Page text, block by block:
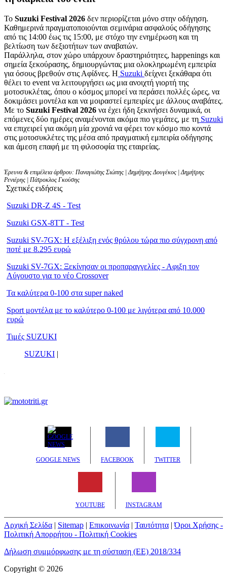
Το Suzuki Festival 2026 δεν περιορίζεται μόνο στην οδήγηση.
Καθημερινά πραγματοποιούνται σεμινάρια ασφαλούς οδήγησης
από τις 14:00 έως τις 15:00, με στόχο την ενημέρωση και τη
βελτίωση των δεξιοτήτων των αναβατών.
Παράλληλα, στον χώρο υπάρχουν δραστηριότητες, happenings και
σημεία ξεκούρασης, δημιουργώντας μια ολοκληρωμένη εμπειρία
για όσους βρεθούν στις Αφίδνες. Η Suzuki δείχνει ξεκάθαρα ότι
θέλει το event να λειτουργήσει ως μια ανοιχτή γιορτή της
μοτοσυκλέτας, όπου ο κόσμος μπορεί να περάσει πολλές ώρες, να
δοκιμάσει μοντέλα και να μοιραστεί εμπειρίες με άλλους αναβάτες.
Με το Suzuki Festival 2026 να έχει ήδη ξεκινήσει δυναμικά, οι
επόμενες δύο ημέρες αναμένονται ακόμα πιο γεμάτες, με τη Suzuki
να επιχειρεί για ακόμη μία χρονιά να φέρει τον κόσμο πιο κοντά
στις μοτοσυκλέτες της μέσα από πραγματική εμπειρία οδήγησης
και άμεση επαφή με τη φιλοσοφία της εταιρείας.
Έρευνα & επιμέλεια άρθρου: Παναγιώτης Σιώπης | Δημήτρης Δουγέκος | Δημήτρης
Ρενιέρης | Πάτροκλος Γκούσης
Σχετικές ειδήσεις
Suzuki DR-Z 4S - Test
Suzuki GSX-8TT - Test
Suzuki SV-7GX: Η εξέλιξη ενός θρύλου τώρα πιο σύγχρονη από
ποτέ με 8.295 ευρώ
Suzuki SV-7GX: Ξεκίνησαν οι προπαραγγελίες - Αφιξη τον
Αύγουστο για το νέο Crossover
Τα καλύτερα 0-100 στα super naked
Sport μοντέλα με το καλύτερο 0-100 με λιγότερα από 10.000
ευρώ
Τιμές SUZUKI
SUZUKI |
GOOGLE NEWS FACEBOOK TWITTER
YOUTUBE INSTAGRAM
Αρχική Σελίδα | Sitemap | Επικοινωνία | Ταυτότητα |Όροι Χρήσης -
Πολιτική Απορρήτου - Πολιτική Cookies
Δήλωση συμμόρφωσης με τη σύσταση (ΕΕ) 2018/334
Copyright © 2026